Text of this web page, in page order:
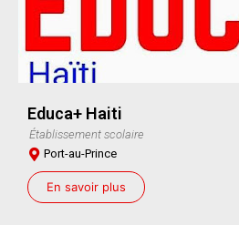
Educa+ Haiti
Établissement scolaire
Port-au-Prince
En savoir plus